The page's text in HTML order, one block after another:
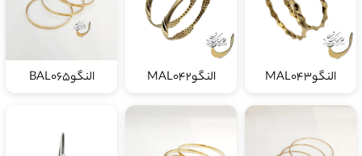
النگوMAL043 النگوMAL042 النگوBAL065